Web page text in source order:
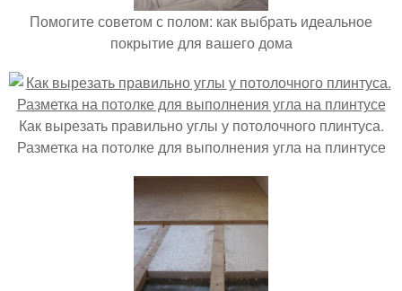
Помогите советом с полом: как выбрать идеальное
покрытие для вашего дома
Как вырезать правильно углы у потолочного плинтуса.
Разметка на потолке для выполнения угла на плинтусе